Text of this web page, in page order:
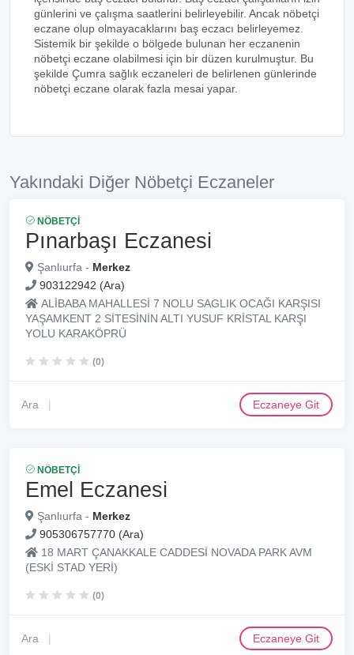
günlerini ve çalışma saatlerini belirleyebilir. Ancak nöbetçi
eczane olup olmayacaklarını baş eczacı belirleyemez.
Sistemik bir şekilde o bölgede bulunan her eczanenin
nöbetçi eczane olabilmesi için bir düzen kurulmuştur. Bu
şekilde Çumra sağlık eczaneleri de belirlenen günlerinde
nöbetçi eczane olarak fazla mesai yapar.
Yakındaki Diğer Nöbetçi Eczaneler
NÖBETÇI
Pınarbaşı Eczanesi
Şanlıurfa - Merkez
903122942 (Ara)
ALİBABA MAHALLESİ 7 NOLU SAGLIK OCAĞI KARŞISI
YAŞAMKENT 2 SİTESİNİN ALTI YUSUF KRİSTAL KARŞI
YOLU KARAKÖPRÜ
(0)
Ara Eczaneye Git
NÖBETÇI
Emel Eczanesi
Şanlıurfa - Merkez
905306757770 (Ara)
18 MART ÇANAKKALE CADDESİ NOVADA PARK AVM
(ESKİ STAD YERİ)
(0)
Ara Eczaneye Git